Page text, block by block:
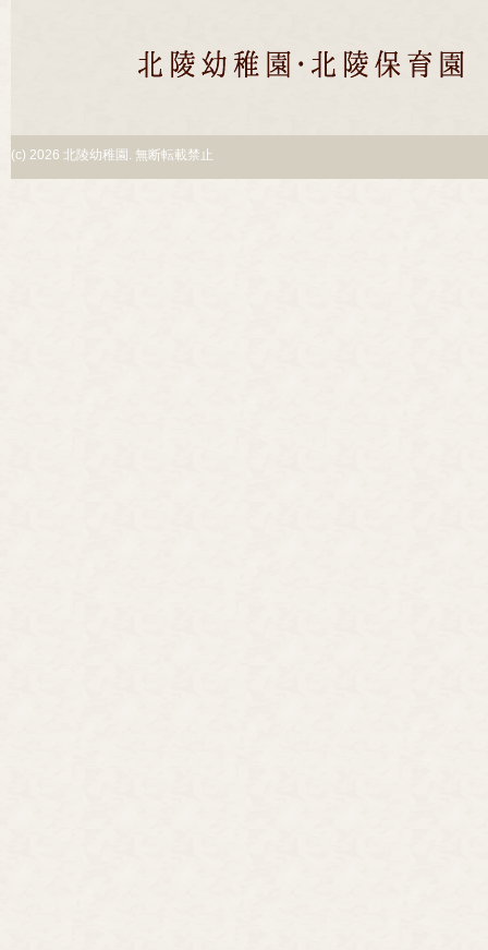
(c) 2026 北陵幼稚園. 無断転載禁止